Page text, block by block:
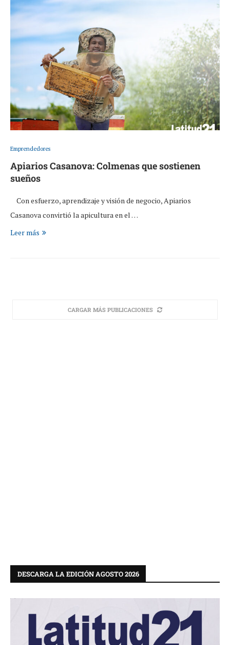
Emprendedores
Apiarios Casanova: Colmenas que sostienen
sueños
Con esfuerzo, aprendizaje y visión de negocio, Apiarios
Casanova convirtió la apicultura en el …
Leer más
CARGAR MÁS PUBLICACIONES
DESCARGA LA EDICIÓN AGOSTO 2026